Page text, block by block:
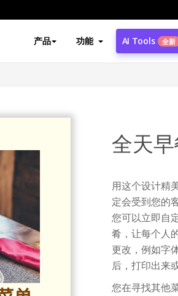
产品 功能 AI Tools 全新
全天
用这个设计精
定会受到您的
您可以立即自
肴，让每个人
更改，例如字
后，打印出来
您在寻找其他